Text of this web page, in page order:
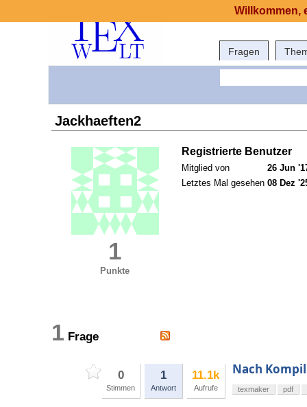
Fragen
Jackhaeften2
1
Punkte
Registrierte Benutzer
Mitglied von
26 Jun
Letztes Mal gesehen 08 Dez
1 Frage
0
Stimmen
1
Antwort
11.1k
Aufrufe
Nach
texmaker pdf
Willkommen,